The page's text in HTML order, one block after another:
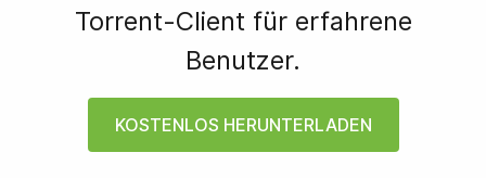
Torrent-Client für erfahrene
Benutzer.
KOSTENLOS HERUNTERLADEN